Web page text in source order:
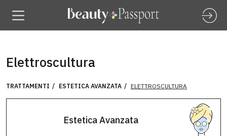
Elettroscultura
TRATTAMENTI ESTETICA AVANZATA ELETTROSCULTURA
Estetica Avanzata